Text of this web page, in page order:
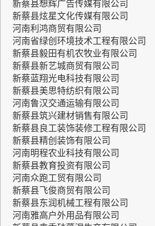
新蔡县想辉广告传媒有限公司
新蔡县炫星文化传媒有限公司
河南利鸿商贸有限公司
河南省绿创环境技术工程有限公司
新蔡县毅田有机农牧业有限公司
新蔡县新艺城商贸有限公司
新蔡蓝翔光电科技有限公司
新蔡县美思特纺织有限公司
河南鲁汉交通运输有限公司
新蔡县筑兴建材销售有限公司
新蔡县良工装饰装修工程有限公司
新蔡县精创装饰有限公司
河南明程农业科技有限公司
新蔡县教育投资有限公司
河南众跑工贸有限公司
新蔡县飞俊商贸有限公司
新蔡县东润机械工程有限公司
河南雅高户外用品有限公司